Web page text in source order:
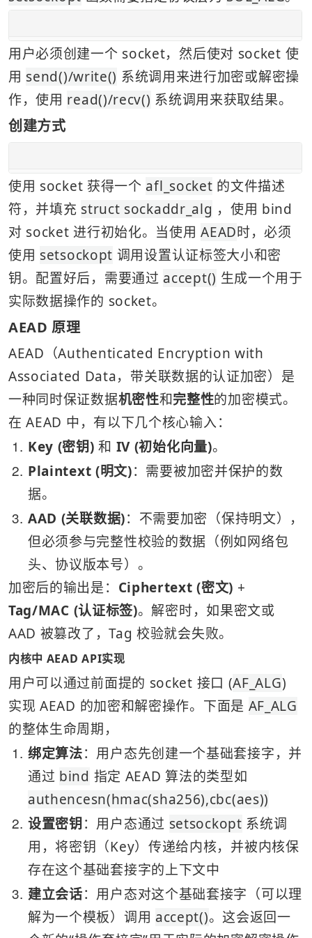
用户必须创建一个 socket，然后使对 socket 使
用 send()/write() 系统调用来进行加密或解密操
作，使用 read()/recv() 系统调用来获取结果。
创建方式
使用 socket 获得一个 afl_socket 的文件描述
符，并填充 struct sockaddr_alg ，使用 bind
对 socket 进行初始化。当使用 AEAD时，必须
使用 setsockopt 调用设置认证标签大小和密
钥。配置好后，需要通过 accept() 生成一个用于
实际数据操作的 socket。
AEAD 原理
AEAD（Authenticated Encryption with
Associated Data，带关联数据的认证加密）是
一种同时保证数据机密性和完整性的加密模式。
在 AEAD 中，有以下几个核心输入：
1 Key (密钥) 和 IV (初始化向量)。
2 Plaintext (明文)：需要被加密并保护的数
据。
3 AAD (关联数据)：不需要加密（保持明文），
但必须参与完整性校验的数据（例如网络包
头、协议版本号）。
加密后的输出是： Ciphertext (密文) +
Tag/MAC (认证标签)。解密时，如果密文或
AAD 被篡改了，Tag 校验就会失败。
内核中 AEAD API实现
用户可以通过前面提的 socket 接口 (AF_ALG)
实现 AEAD 的加密和解密操作。下面是 AF_ALG
的整体生命周期，
1 绑定算法：用户态先创建一个基础套接字，并
通过 bind 指定 AEAD 算法的类型如
authencesn(hmac(sha256),cbc(aes))
2 设置密钥 ：用户态通过 setsockopt 系统调
用，将密钥（Key）传递给内核，并被内核保
存在这个基础套接字的上下文中
3 建立会话：用户态对这个基础套接字（可以理
解为一个模板）调用 accept()。这会返回一